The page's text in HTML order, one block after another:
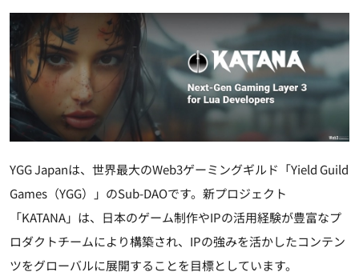
YGG Japanは、世界最大のWeb3ゲーミングギルド「Yield Guild
Games（YGG）」のSub-DAOです。新プロジェクト
「KATANA」は、日本のゲーム制作やIPの活用経験が豊富なプ
ロダクトチームにより構築され、IPの強みを活かしたコンテン
ツをグローバルに展開することを目標としています。